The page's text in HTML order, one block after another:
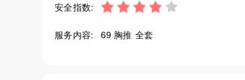
安全指数:
服务内容: 69 胸推 全套